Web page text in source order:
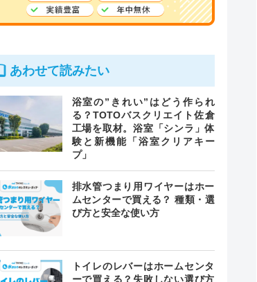
あわせて読みたい
浴室の”きれい”はどう作られ
る？TOTOバスクリエイト佐倉
工場を取材。浴室「シンラ」体
験と新機能「浴室クリアキー
プ」
排水管つまり用ワイヤーはホー
ムセンターで買える？ 種類・選
び方と安全な使い方
トイレのレバーはホームセンタ
ーで買える？失敗しない選び方